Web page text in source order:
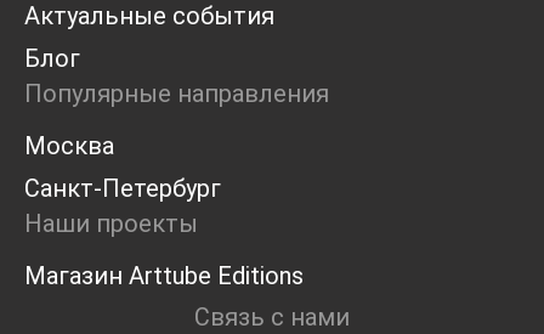
Интервью
Open call
Экскурсия
Дискуссия
Cosmoscow 2024
Blazar 2024
Встречи
Круглый стол
Актуальные события
Блог
Популярные направления
Москва
Санкт-Петербург
Наши проекты
Магазин Arttube Editions
Связь с нами